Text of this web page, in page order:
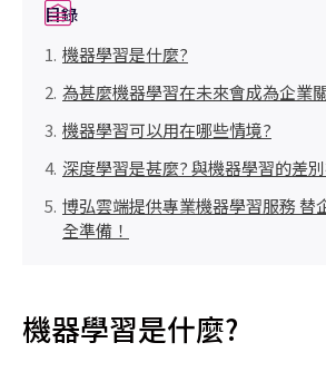
目錄
機器學習是什麼?
為甚麼機器學習在未來會成為企業
機器學習可以用在哪些情境?
深度學習是甚麼? 與機器學習的差
博弘雲端提供專業機器學習服務 替
全準備！
機器學習是什麼?